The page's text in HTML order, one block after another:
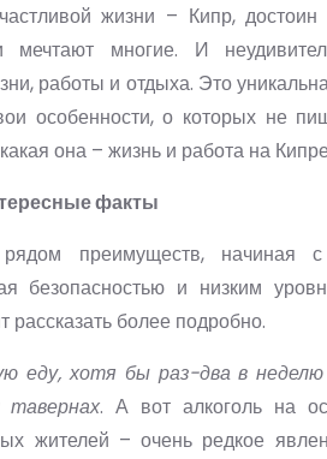
жизни – Кипр,
мечтают многие. И
работы и отдыха. Это
особенности, о которых не
она – жизнь и работа на
факты
преимуществ, начиная с
безопасностью и низким
рассказать более подробно.
еду, хотя бы раз-два в
. А вот алкоголь на
жителей – очень редкое